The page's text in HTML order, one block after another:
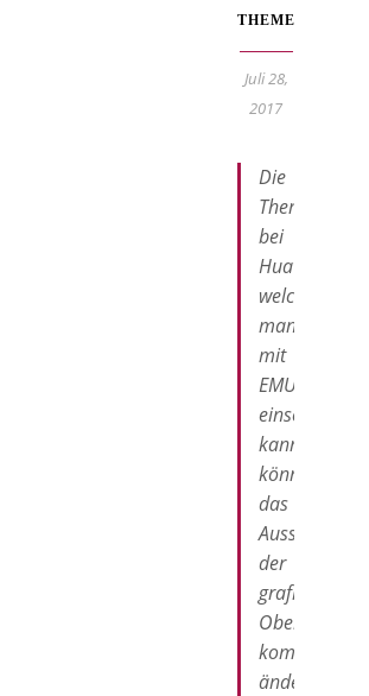
THEME?
Juli 28,
2017
Die
Themes
bei
Huawei,
welche
man
mit
EMUI
einsetzen
kann,
können
das
Aussehen
der
grafischen
Oberfläche
komplett
ändern.